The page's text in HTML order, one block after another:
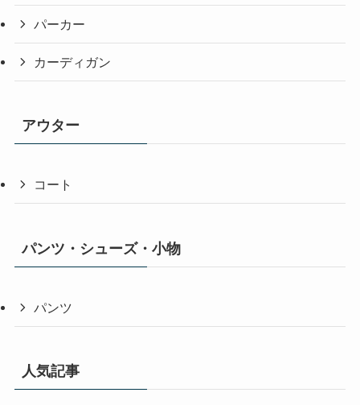
パーカー
カーディガン
アウター
コート
パンツ・シューズ・小物
パンツ
人気記事